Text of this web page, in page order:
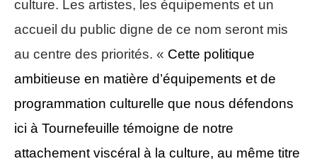
culture. Les artistes, les équipements et un
accueil du public digne de ce nom seront mis
au centre des priorités. « Cette politique
ambitieuse en matière d’équipements et de
programmation culturelle que nous défendons
ici à Tournefeuille témoigne de notre
attachement viscéral à la culture, au même titre